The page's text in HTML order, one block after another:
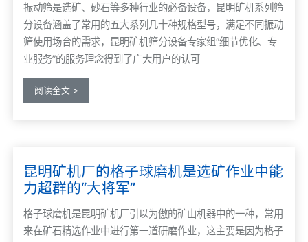
振动筛是选矿、砂石等多种行业的必备设备，昆明矿机系列筛
分设备涵盖了常用的五大系列几十种规格型号，满足不同振动
筛使用场合的需求，昆明矿机筛分设备专家组“细节优化、专
业服务”的服务理念得到了广大用户的认可
阅读全文 >
昆明矿机厂的格子球磨机是选矿作业中能
力超群的“大将军”
格子球磨机是昆明矿机厂引以为傲的矿山机器中的一种，常用
来在矿石精选作业中进行第一道研磨作业，这主要是因为格子